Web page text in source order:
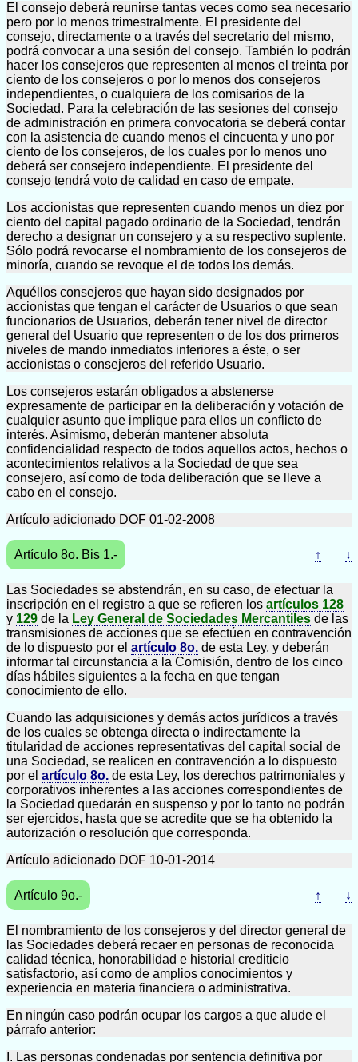
El consejo deberá reunirse tantas veces como sea necesario
pero por lo menos trimestralmente. El presidente del
consejo, directamente o a través del secretario del mismo,
podrá convocar a una sesión del consejo. También lo podrán
hacer los consejeros que representen al menos el treinta por
ciento de los consejeros o por lo menos dos consejeros
independientes, o cualquiera de los comisarios de la
Sociedad. Para la celebración de las sesiones del consejo
de administración en primera convocatoria se deberá contar
con la asistencia de cuando menos el cincuenta y uno por
ciento de los consejeros, de los cuales por lo menos uno
deberá ser consejero independiente. El presidente del
consejo tendrá voto de calidad en caso de empate.
Los accionistas que representen cuando menos un diez por
ciento del capital pagado ordinario de la Sociedad, tendrán
derecho a designar un consejero y a su respectivo suplente.
Sólo podrá revocarse el nombramiento de los consejeros de
minoría, cuando se revoque el de todos los demás.
Aquéllos consejeros que hayan sido designados por
accionistas que tengan el carácter de Usuarios o que sean
funcionarios de Usuarios, deberán tener nivel de director
general del Usuario que representen o de los dos primeros
niveles de mando inmediatos inferiores a éste, o ser
accionistas o consejeros del referido Usuario.
Los consejeros estarán obligados a abstenerse
expresamente de participar en la deliberación y votación de
cualquier asunto que implique para ellos un conflicto de
interés. Asimismo, deberán mantener absoluta
confidencialidad respecto de todos aquellos actos, hechos o
acontecimientos relativos a la Sociedad de que sea
consejero, así como de toda deliberación que se lleve a
cabo en el consejo.
Artículo adicionado DOF 01-02-2008
Artículo 8o. Bis 1.- ↑ ↓
Las Sociedades se abstendrán, en su caso, de efectuar la
inscripción en el registro a que se refieren los artículos 128
y 129 de la Ley General de Sociedades Mercantiles de las
transmisiones de acciones que se efectúen en contravención
de lo dispuesto por el artículo 8o. de esta Ley, y deberán
informar tal circunstancia a la Comisión, dentro de los cinco
días hábiles siguientes a la fecha en que tengan
conocimiento de ello.
Cuando las adquisiciones y demás actos jurídicos a través
de los cuales se obtenga directa o indirectamente la
titularidad de acciones representativas del capital social de
una Sociedad, se realicen en contravención a lo dispuesto
por el artículo 8o. de esta Ley, los derechos patrimoniales y
corporativos inherentes a las acciones correspondientes de
la Sociedad quedarán en suspenso y por lo tanto no podrán
ser ejercidos, hasta que se acredite que se ha obtenido la
autorización o resolución que corresponda.
Artículo adicionado DOF 10-01-2014
Artículo 9o.- ↑ ↓
El nombramiento de los consejeros y del director general de
las Sociedades deberá recaer en personas de reconocida
calidad técnica, honorabilidad e historial crediticio
satisfactorio, así como de amplios conocimientos y
experiencia en materia financiera o administrativa.
En ningún caso podrán ocupar los cargos a que alude el
párrafo anterior:
I. Las personas condenadas por sentencia definitiva por